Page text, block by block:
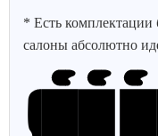
* Есть комплектации
салоны абсолютно